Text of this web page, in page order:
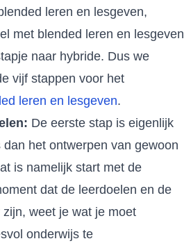
leren en lesgeven,
met blended leren en lesgeven
naar hybride. Dus we
vijf stappen voor het
leren en lesgeven.
De eerste stap is eigenlijk
het ontwerpen van gewoon
is namelijk start met de
dat de leerdoelen en de
weet je wat je moet
onderwijs te